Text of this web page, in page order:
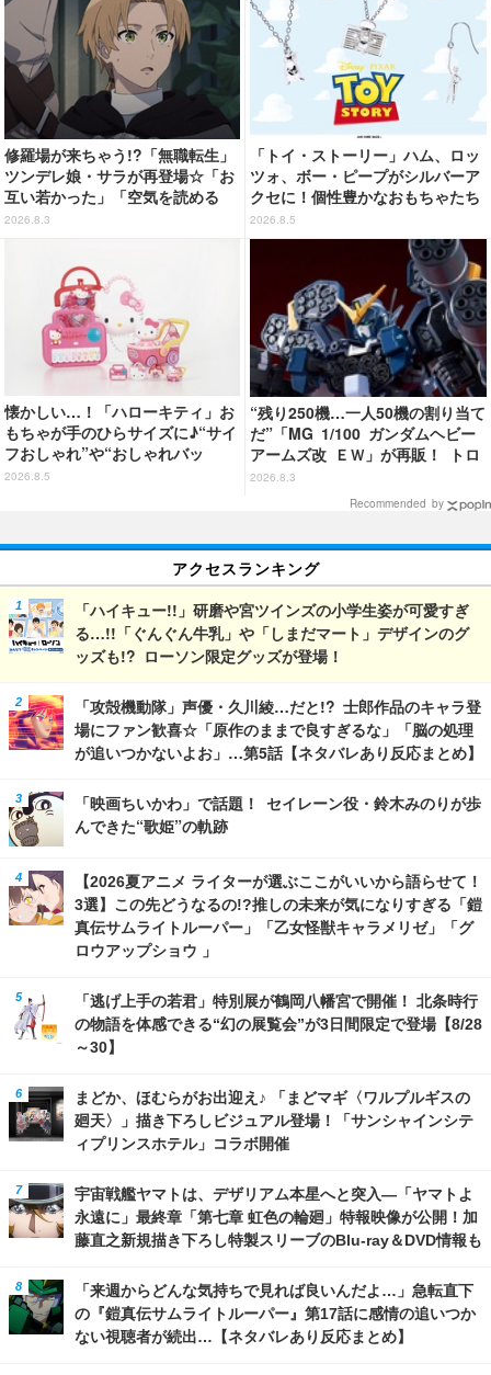
修羅場が来ちゃう!?「無職転生」
ツンデレ娘・サラが再登場☆「お
互い若かった」「空気を読める
嫁」「嫁が3人になりそうなフラ
グ」【第6話ネタバレあり反応ま
2026.8.3
「トイ・ストーリー」ハム、ロッ
ツォ、ボー・ピープがシルバーア
クセに！個性豊かなおもちゃたち
をオシャレに身につけよう♪
2026.8.5
懐かしい…！「ハローキティ」お
もちゃが手のひらサイズに♪“サイ
フおしゃれ”や“おしゃれバッ
グ”など カプセルトイ登場
2026.8.5
“残り250機…一人50機の割り当て
だ”「MG 1/100 ガンダムヘビー
アームズ改 ＥＷ」が再販！ トロ
ワを象徴するピエロマスクも付属
2026.8.3
Recommended by
アクセスランキング
「ハイキュー!!」研磨や宮ツインズの小学生姿が可愛すぎ
る…!!「ぐんぐん牛乳」や「しまだマート」デザインのグ
ッズも!? ローソン限定グッズが登場！
「攻殻機動隊」声優・久川綾…だと!? 士郎作品のキャラ登
場にファン歓喜☆「原作のままで良すぎるな」「脳の処理
が追いつかないよお」…第5話【ネタバレあり反応まとめ】
「映画ちいかわ」で話題！ セイレーン役・鈴木みのりが歩
んできた“歌姫”の軌跡
【2026夏アニメ ライターが選ぶここがいいから語らせて！
3選】この先どうなるの!?推しの未来が気になりすぎる「鎧
真伝サムライトルーパー」「乙女怪獣キャラメリゼ」「グ
ロウアップショウ 」
「逃げ上手の若君」特別展が鶴岡八幡宮で開催！ 北条時行
の物語を体感できる“幻の展覧会”が3日間限定で登場【8/28
～30】
まどか、ほむらがお出迎え♪ 「まどマギ〈ワルプルギスの
廻天〉」描き下ろしビジュアル登場！「サンシャインシテ
ィプリンスホテル」コラボ開催
宇宙戦艦ヤマトは、デザリアム本星へと突入―「ヤマトよ
永遠に」最終章「第七章 虹色の輪廻」特報映像が公開！加
藤直之新規描き下ろし特製スリーブのBlu-ray＆DVD情報も
「来週からどんな気持ちで見れば良いんだよ…」急転直下
の『鎧真伝サムライトルーパー』第17話に感情の追いつか
ない視聴者が続出…【ネタバレあり反応まとめ】